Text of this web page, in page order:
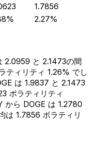
1.7856
2.27%
2.0959 と 2.1473の間
ティリティ 1.26% でし
は 1.9837 と 2.1473
ボラティリティ
から DOGE は 1.2780
は 1.7856 ボラティリ